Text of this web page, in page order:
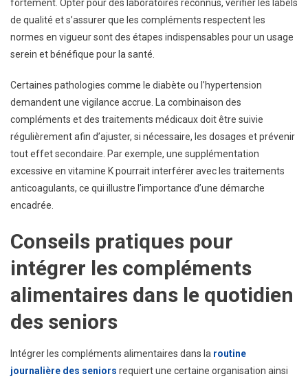
fortement. Opter pour des laboratoires reconnus, vérifier les labels
de qualité et s’assurer que les compléments respectent les
normes en vigueur sont des étapes indispensables pour un usage
serein et bénéfique pour la santé.
Certaines pathologies comme le diabète ou l’hypertension
demandent une vigilance accrue. La combinaison des
compléments et des traitements médicaux doit être suivie
régulièrement afin d’ajuster, si nécessaire, les dosages et prévenir
tout effet secondaire. Par exemple, une supplémentation
excessive en vitamine K pourrait interférer avec les traitements
anticoagulants, ce qui illustre l’importance d’une démarche
encadrée.
Conseils pratiques pour
intégrer les compléments
alimentaires dans le quotidien
des seniors
Intégrer les compléments alimentaires dans la routine
journalière des seniors requiert une certaine organisation ainsi